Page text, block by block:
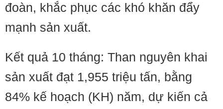
đoàn, khắc phục các khó khăn đẩy
mạnh sản xuất.
Kết quả 10 tháng: Than nguyên khai
sản xuất đạt 1,955 triệu tấn, bằng
84% kế hoạch (KH) năm, dự kiến cả